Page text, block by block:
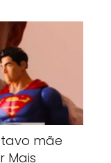
mãe
Mais